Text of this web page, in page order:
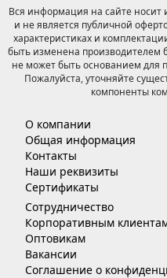
Вся информация на сайте носит
и не является публичной
характеристиках и
быть изменена производителем
не может быть основанием для
Пожалуйста, уточняйте
компоненты
О компании
Общая информация
Контакты
Наши реквизиты
Сертификаты
Сотрудничество
Корпоративным
Оптовикам
Вакансии
Соглашение о